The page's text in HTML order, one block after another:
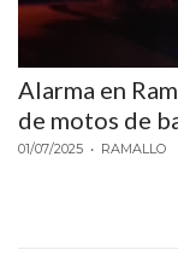
Alarma en
de motos de
01/07/2025 • RAMALLO